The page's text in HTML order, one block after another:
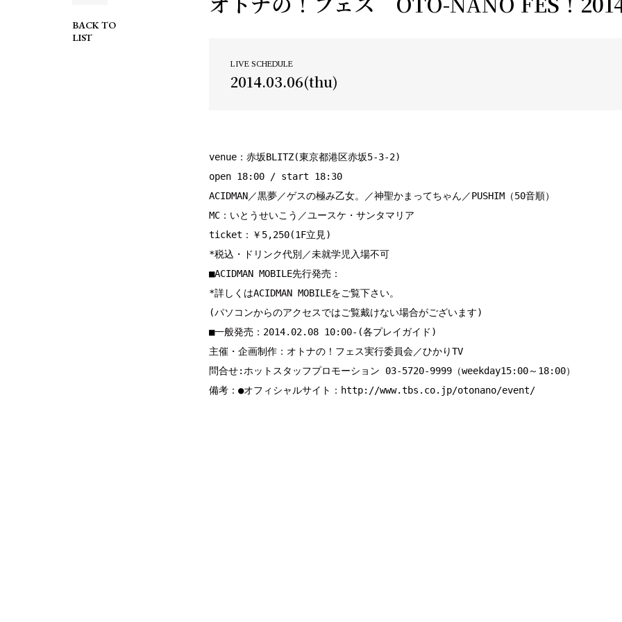
BACK TO
LIST
LIVE SCHEDULE
2014.03.06(thu)
venue：赤坂BLITZ(東京都港区赤坂5-3-2)
open 18:00 / start 18:30
ACIDMAN／黒夢／ゲスの極み乙女。／神聖かまってちゃん／PUSHIM（50音順）
MC：いとうせいこう／ユースケ・サンタマリア
ticket：￥5,250(1F立見)
*税込・ドリンク代別／未就学児入場不可
■ACIDMAN MOBILE先行発売：
*詳しくはACIDMAN MOBILEをご覧下さい。
(パソコンからのアクセスではご覧戴けない場合がございます)
■一般発売：2014.02.08 10:00-(各プレイガイド)
主催・企画制作：オトナの！フェス実行委員会／ひかりTV
問合せ:ホットスタッフプロモーション 03-5720-9999（weekday15:00～18:00）
備考：●オフィシャルサイト： http://www.tbs.co.jp/otonano/event/